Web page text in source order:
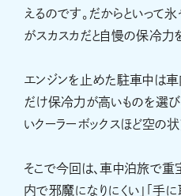
えるのです。だからといって
がスカスカだと自慢の保冷力
エンジンを止めた駐車中は車
だけ保冷力が高いものを選
いクーラーボックスほど空の
そこで今回は、車中泊旅で重
内で邪魔になりにくい」「手